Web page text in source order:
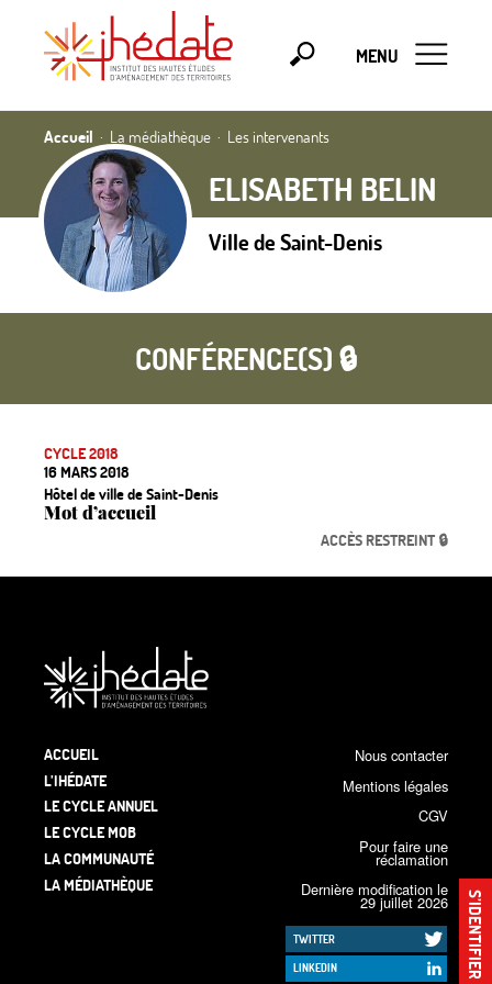
MENU
S’IDENTIFIER
Accueil La médiathèque Les intervenants
ELISABETH BELIN
Ville de Saint-Denis
CONFÉRENCE(S) 🔒
CYCLE 2018
16 MARS 2018
Hôtel de ville de Saint-Denis
Mot d’accueil
ACCÈS RESTREINT 🔒
ACCUEIL
L’IHÉDATE
LE CYCLE ANNUEL
LE CYCLE MOB
LA COMMUNAUTÉ
LA MÉDIATHÈQUE
Nous contacter
Mentions légales
CGV
Pour faire une
réclamation
Dernière modification le
29 juillet 2026
TWITTER
LINKEDIN